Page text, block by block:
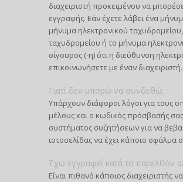
διαχειριστή προκειμένου να
εγγραφής. Εάν έχετε λάβει ένα
μήνυμα ηλεκτρονικού
ταχυδρομείου ή το μήνυμα
σίγουρος (-η) ότι η διεύθυνση
επικοινωνήσετε με έναν διαχειριστή.
Γιατί δεν μπορώ να συνδεθώ;
Υπάρχουν διάφοροι λόγοι για τους
μέλους και ο κωδικός πρόσβασής
συστήματος συζητήσεων για να
ιστοσελίδας να έχει κάποιο σφάλμα
Έχω εγγραφεί κατά το
Είναι πιθανό κάποιος